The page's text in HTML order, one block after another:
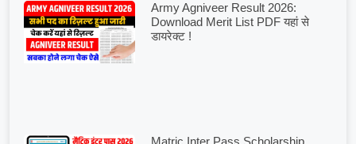
Army Agniveer Result 2026:
Download Merit List PDF यहां से
डायरेक्ट !
Matric Inter Pass Scholarship